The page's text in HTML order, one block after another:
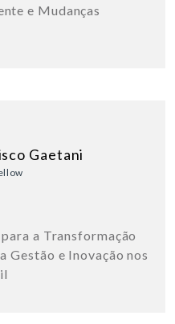
e Mudanças
Gaetani
a Transformação
Gestão e Inovação nos